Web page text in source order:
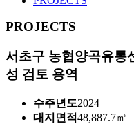
PROJECTS
서초구 농협양곡유통
성 검토 용역
수주년도2024
대지면적48,887.7㎡